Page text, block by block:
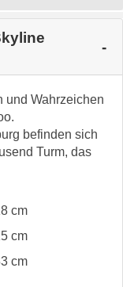
und Wahrzeichen
befinden sich
Turm, das
cm
cm
cm